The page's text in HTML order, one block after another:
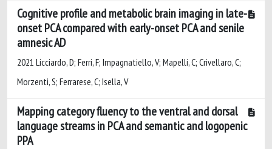
Cognitive profile and metabolic brain imaging in late-
onset PCA compared with early-onset PCA and senile
amnesic AD
2021 Licciardo, D; Ferri, F; Impagnatiello, V; Mapelli, C; Crivellaro, C;
Morzenti, S; Ferrarese, C; Isella, V
Mapping category fluency to the ventral and dorsal
language streams in PCA and semantic and logopenic
PPA